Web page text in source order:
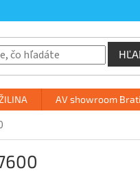
AV showroom